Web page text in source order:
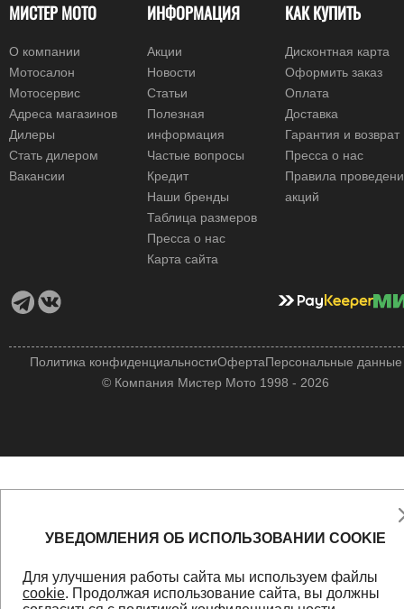
МИСТЕР МОТО
О компании
Мотосалон
Мотосервис
Адреса магазинов
Дилеры
Стать дилером
Вакансии
ИНФОРМАЦИЯ
Акции
Новости
Статьи
Полезная
информация
Частые вопросы
Кредит
Наши бренды
Таблица размеров
Пресса о нас
Карта сайта
КАК КУПИТЬ
Дисконтная карта
Оформить заказ
Оплата
Доставка
Гарантия и возврат
Пресса о нас
Правила
акций
© Компания Мистер Мото 1998 - 2026
Политика конфиденциальностиОфертаПерсональные данные
УВЕДОМЛЕНИЯ ОБ ИСПОЛЬЗОВАНИИ COOKIE
Для улучшения работы сайта мы используем файлы
cookie. Продолжая использование сайта, вы должны